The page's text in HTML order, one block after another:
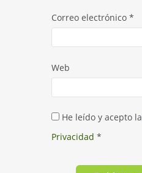
Correo electrónico *
Web
He leído y acepto la
Privacidad *